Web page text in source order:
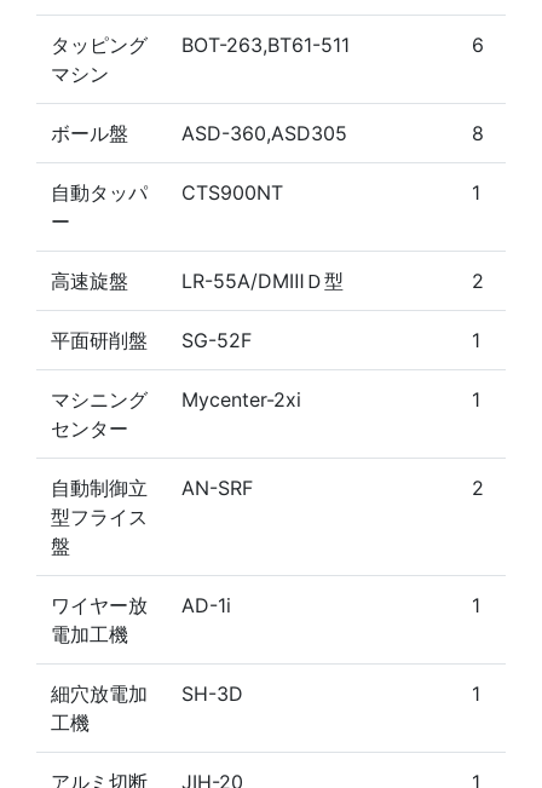
タッピング
マシン
BOT-263,BT61-511 6
ボール盤 ASD-360,ASD305 8
自動タッパ
ー
CTS900NT 1
高速旋盤 LR-55A/DMⅢＤ型 2
平面研削盤 SG-52F 1
マシニング
センター
Mycenter-2xi 1
自動制御立
型フライス
盤
AN-SRF 2
ワイヤー放
電加工機
AD-1i 1
細穴放電加
工機
SH-3D 1
アルミ切断 JIH-20 1